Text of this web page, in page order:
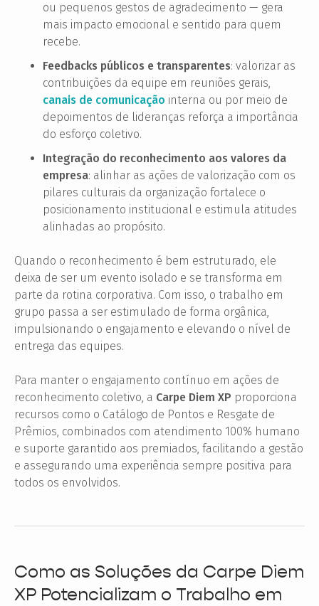
ou pequenos gestos de agradecimento — gera
mais impacto emocional e sentido para quem
recebe.
Feedbacks públicos e transparentes: valorizar as
contribuições da equipe em reuniões gerais,
canais de comunicação interna ou por meio de
depoimentos de lideranças reforça a importância
do esforço coletivo.
Integração do reconhecimento aos valores da
empresa: alinhar as ações de valorização com os
pilares culturais da organização fortalece o
posicionamento institucional e estimula atitudes
alinhadas ao propósito.
Quando o reconhecimento é bem estruturado, ele
deixa de ser um evento isolado e se transforma em
parte da rotina corporativa. Com isso, o trabalho em
grupo passa a ser estimulado de forma orgânica,
impulsionando o engajamento e elevando o nível de
entrega das equipes.
Para manter o engajamento contínuo em ações de
reconhecimento coletivo, a Carpe Diem XP proporciona
recursos como o Catálogo de Pontos e Resgate de
Prêmios, combinados com atendimento 100% humano
e suporte garantido aos premiados, facilitando a gestão
e assegurando uma experiência sempre positiva para
todos os envolvidos.
Como as Soluções da Carpe Diem
XP Potencializam o Trabalho em